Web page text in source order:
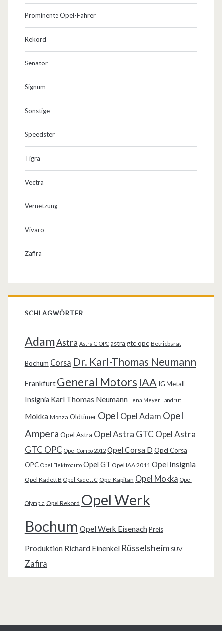
Prominente Opel-Fahrer
Rekord
Senator
Signum
Sonstige
Speedster
Tigra
Vectra
Vernetzung
Vivaro
Zafira
SCHLAGWÖRTER
AdamAstra Astra G OPC astra gtc opc Betriebsrat
Bochum Corsa Dr. Karl-Thomas Neumann
Frankfurt General Motors IAA IG Metall
Insignia Karl Thomas Neumann Lena Meyer Landrut
Mokka Monza Oldtimer Opel Opel Adam Opel
Ampera Opel Astra Opel Astra GTC Opel Astra
GTC OPC Opel Combo 2012 Opel Corsa D Opel Corsa
OPC Opel Elektroauto Opel GT Opel IAA 2011 Opel Insignia
Opel Kadett B Opel Kadett C Opel Kapitän Opel Mokka Opel
Olympia Opel Rekord Opel Werk
Bochum Opel Werk Eisenach Preis
Produktion Richard Einenkel Rüsselsheim SUV
Zafira